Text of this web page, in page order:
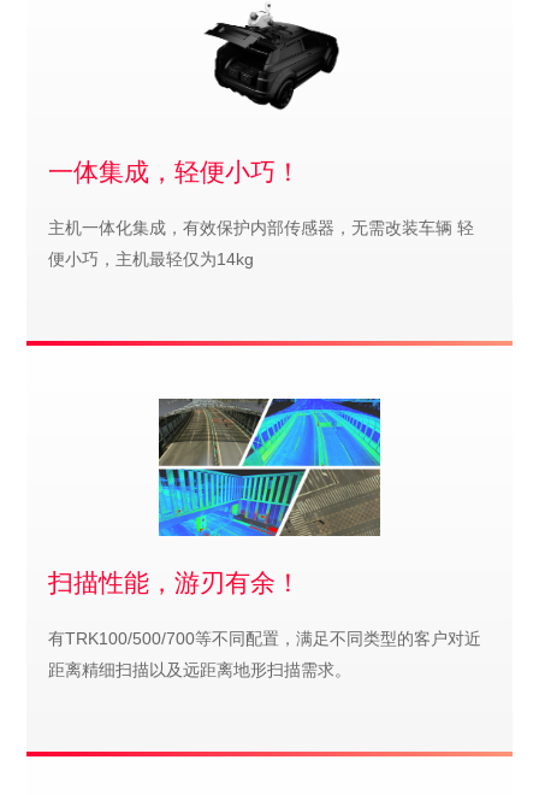
一体集成，轻便小巧！
主机一体化集成，有效保护内部传感器，无需改装车辆 轻
便小巧，主机最轻仅为14kg
扫描性能，游刃有余！
有TRK100/500/700等不同配置，满足不同类型的客户对近
距离精细扫描以及远距离地形扫描需求。